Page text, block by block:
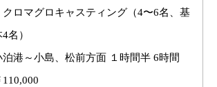
クロマグロキャスティング（4〜6名、基
名）
泊港～小島、松前方面 １時間半 6時間
110,000